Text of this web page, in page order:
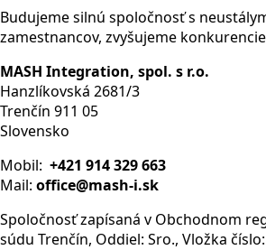
VP
10/2015
Budujeme silnú spoločnosť s
zamestnancov, zvyšujeme
MASH Integration, spol. s r.o.
Hanzlíkovská 2681/3
Trenčín 911 05
Slovensko
Mobil: +421 914 329 663
Mail: office@mash-i.sk
Spoločnosť zapísaná v Obchodnom
súdu Trenčín, Oddiel: Sro., Vložka